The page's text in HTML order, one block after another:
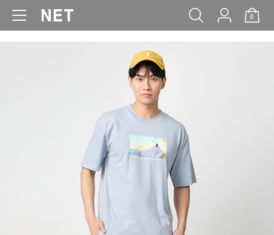
0
WOMEN MEN KIDS BABY